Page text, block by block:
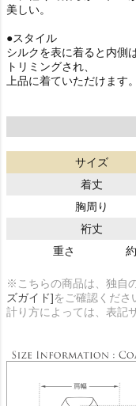
美しい。
●スタイル
シルクを表に着ると内側
トリミングされ、
上品に着ていただけます。
サイズ
着丈
胸周り
裄丈
重さ
※こちらの商品は、独自
ズガイド]をご確認くださ
計り方によっては、表記